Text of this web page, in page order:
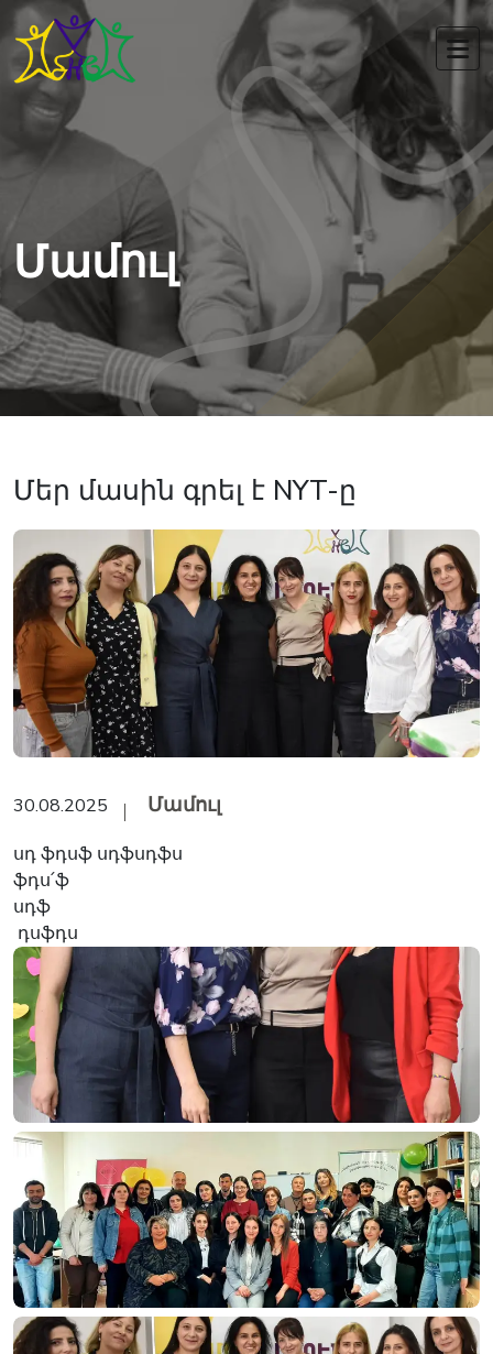
Մամուլ
Մեր մասին գրել է NYT-ը
30.08.2025 Մամուլ
սդ ֆդսֆ սդֆսդֆս
ֆդս՛ֆ
սդֆ
դսֆդս